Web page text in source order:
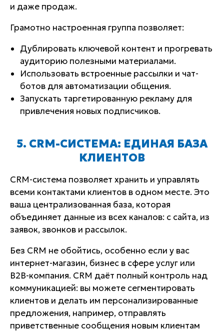
и даже продаж.
Грамотно настроенная группа позволяет:
Дублировать ключевой контент и прогревать
аудиторию полезными материалами.
Использовать встроенные рассылки и чат-
ботов для автоматизации общения.
Запускать таргетированную рекламу для
привлечения новых подписчиков.
5. CRM-СИСТЕМА: ЕДИНАЯ БАЗА
КЛИЕНТОВ
CRM-система позволяет хранить и управлять
всеми контактами клиентов в одном месте. Это
ваша централизованная база, которая
объединяет данные из всех каналов: с сайта, из
заявок, звонков и рассылок.
Без CRM не обойтись, особенно если у вас
интернет-магазин, бизнес в сфере услуг или
B2B-компания. CRM даёт полный контроль над
коммуникацией: вы можете сегментировать
клиентов и делать им персонализированные
предложения, например, отправлять
приветственные сообщения новым клиентам